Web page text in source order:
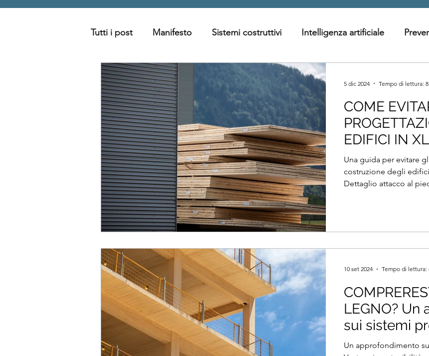
Tutti i post Manifesto Sistemi costruttivi Intelligenza artificiale
Sostenibilità
COME
EDIFICI IN
Merotto,
Una guida per evitare
costruzione degli
Dettaglio attacco al
5 dic 2024 Tempo di lettura:
LEGNO?
sui sistemi
Un approfondimento
10 set 2024 Tempo di lettura: